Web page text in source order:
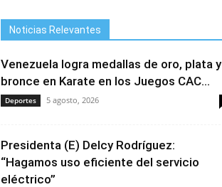
Noticias Relevantes
Venezuela logra medallas de oro, plata y
bronce en Karate en los Juegos CAC...
Deportes 5 agosto, 2026
Presidenta (E) Delcy Rodríguez:
“Hagamos uso eficiente del servicio
eléctrico”